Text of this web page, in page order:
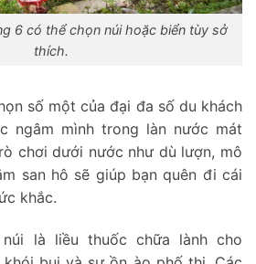
6 có thể chọn núi hoặc biển tùy sở
thích.
số một của đại đa số du khách
ngâm mình trong làn nước mát
chơi dưới nước như dù lượn, mô
san hô sẽ giúp bạn quên đi cái
khắc.
là liều thuốc chữa lành cho